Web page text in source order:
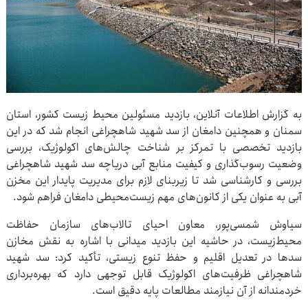
به گزارش اطلاعات آنلاین، بازدید مسئولین محیط زیست کشور، استان
سمنان و همچنین دامغان از سد شهید شاهچراغی انجام شد که در این
بازدید تخصصی با تمرکز بر شناخت چالش‌های اکولوژیک، بررسی
وضعیت رسوب‌گذاری و کیفیت منابع آبی دریاچه سد شهید شاهچراغی
بررسی و کارشناسی شد تا زیربنای لازم برای مدیریت پایدار این مخزن
آبی به عنوان یکی از کانون‌های مهم زیست‌محیطی دامغان فراهم شود.
سیاوش شمسی‌پور، معاون احیای تالاب‌های سازمان حفاظت
محیط‌زیست، در حاشیه این بازدید میدانی با اشاره به نقش مخازن
سدها در تعدیل اقلیم و حفظ تنوع زیستی، تأکید کرد: سد شهید
شاهچراغی ظرفیت‌های اکولوژیک قابل توجهی دارد که بهره‌برداری
خردمندانه از آن نیازمند مطالعات پایه دقیق است.